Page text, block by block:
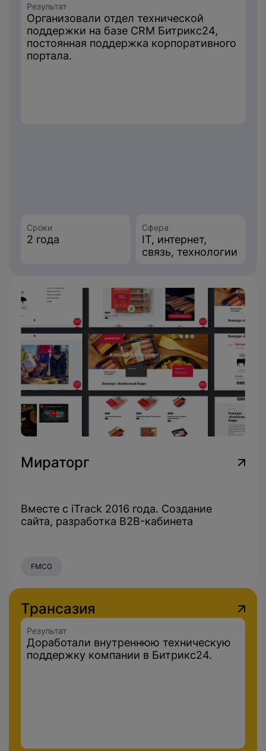
Результат
Организовали отдел технической
поддержки на базе CRM Битрикс24,
постоянная поддержка корпоративного
портала.
Сроки
2 года
Сфера
IT, интернет,
связь, технологии
Мираторг
Вместе с iTrack 2016 года. Создание
сайта, разработка B2B-кабинета
FMCG
Трансазия
Результат
Доработали внутреннюю техническую
поддержку компании в Битрикс24.